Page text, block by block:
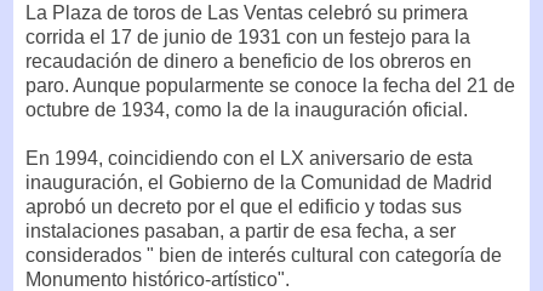
La Plaza de toros de Las Ventas celebró su primera
corrida el 17 de junio de 1931 con un festejo para la
recaudación de dinero a beneficio de los obreros en
paro. Aunque popularmente se conoce la fecha del 21 de
octubre de 1934, como la de la inauguración oficial.
En 1994, coincidiendo con el LX aniversario de esta
inauguración, el Gobierno de la Comunidad de Madrid
aprobó un decreto por el que el edificio y todas sus
instalaciones pasaban, a partir de esa fecha, a ser
considerados " bien de interés cultural con categoría de
Monumento histórico-artístico".